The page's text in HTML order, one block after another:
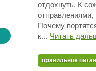
отдохнуть. К
Почему
к... Читать
правильное